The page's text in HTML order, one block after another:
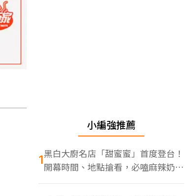
小編強推薦
1黑白大廚名店「甜蜜蜜」首度登台！
開幕時間、地點搶看，必嗑麻辣奶油
蝦